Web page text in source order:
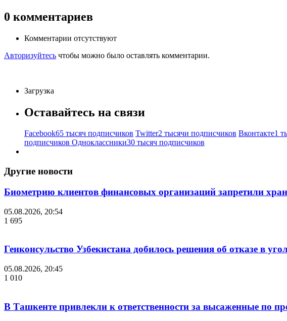
0 комментариев
Комментарии отсутствуют
Авторизуйтесь чтобы можно было оставлять комментарии.
Загрузка
Оставайтесь на связи
Facebook65 тысяч подписчиков Twitter2 тысячи подписчиков Вконтакте1
подписчиков Одноклассники30 тысяч подписчиков
Другие новости
Биометрию клиентов финансовых организаций запретили
05.08.2026, 20:54
1 695
Генконсульство Узбекистана добилось решения об отказе в
05.08.2026, 20:45
1 010
В Ташкенте привлекли к ответственности за высаженные по